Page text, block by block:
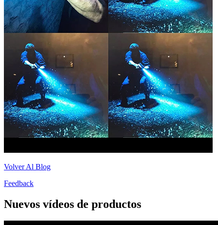
Volver Al Blog
Feedback
Nuevos vídeos de productos